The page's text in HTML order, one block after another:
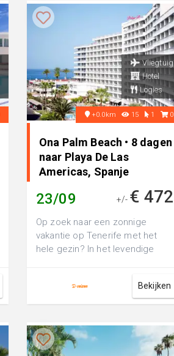
Vliegtuig
Hotel
Logies
+0.0km 15 1 0
Ona Palm Beach • 8 dagen
naar Playa De Las
Americas, Spanje
23/09 +/- € 472
Op zoek naar een zonnige
vakantie op Tenerife met het
hele gezin? In het levendige
Bekijken